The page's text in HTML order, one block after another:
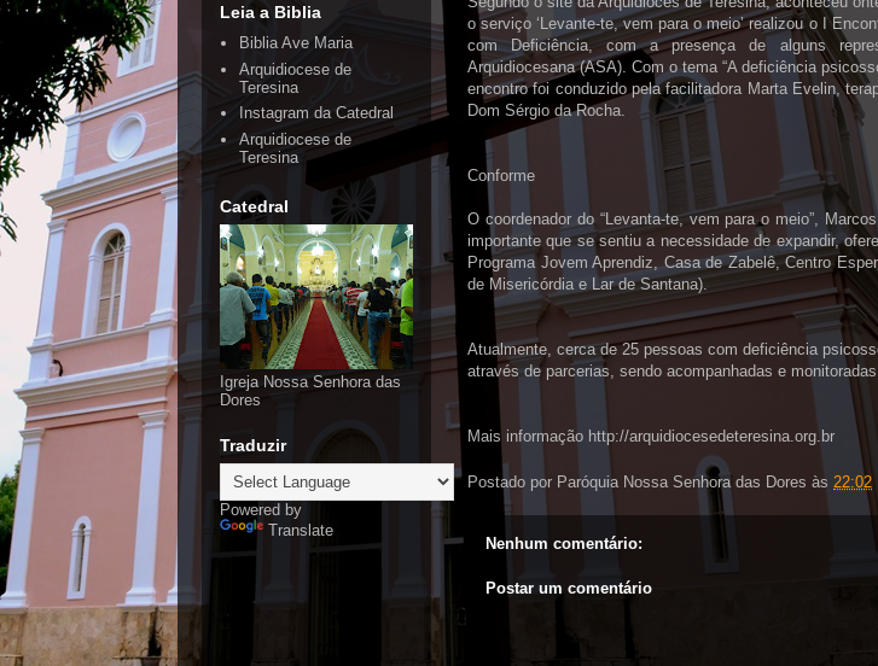
o serviço ‘Levante-te, vem para o meio’ realizou o I
com Deficiência, com a presença de alguns
Arquidiocesana (ASA). Com o tema “A deficiência
encontro foi conduzido pela facilitadora Marta Evelin,
Dom Sérgio da Rocha.
Conforme
O coordenador do “Levanta-te, vem para o meio”,
importante que se sentiu a necessidade de expandir,
Programa Jovem Aprendiz, Casa de Zabelê, Centro
de Misericórdia e Lar de Santana).
Atualmente, cerca de 25 pessoas com deficiência
através de parcerias, sendo acompanhadas e
Mais informação http://arquidiocesedeteresina.org.br
Postado por Paróquia Nossa Senhora das Dores às 22:02
Nenhum comentário:
Postar um comentário
Leia a Biblia
Biblia Ave Maria
Arquidiocese de
Teresina
Instagram da Catedral
Arquidiocese de
Teresina
Catedral
Igreja Nossa Senhora das
Dores
Traduzir
Powered by
Translate